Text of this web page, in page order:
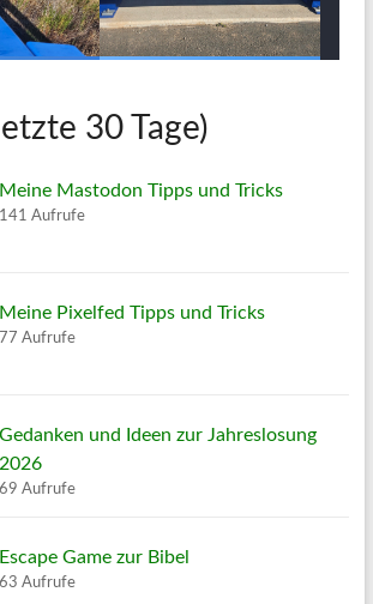
30 Tage)
Meine Mastodon Tipps und Tricks
141 Aufrufe
Meine Pixelfed Tipps und Tricks
77 Aufrufe
Gedanken und Ideen zur Jahreslosung
2026
69 Aufrufe
Escape Game zur Bibel
63 Aufrufe